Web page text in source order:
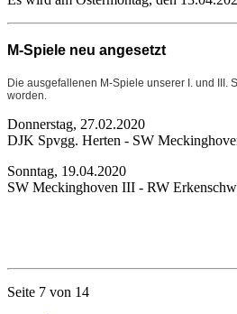
M-Spiele neu angesetzt
Die ausgefallenen M-Spiele unserer I. und III.
worden.
Donnerstag, 27.02.2020
DJK Spvgg. Herten - SW
Sonntag, 19.04.2020
SW Meckinghoven III - RW
Seite 7 von 14